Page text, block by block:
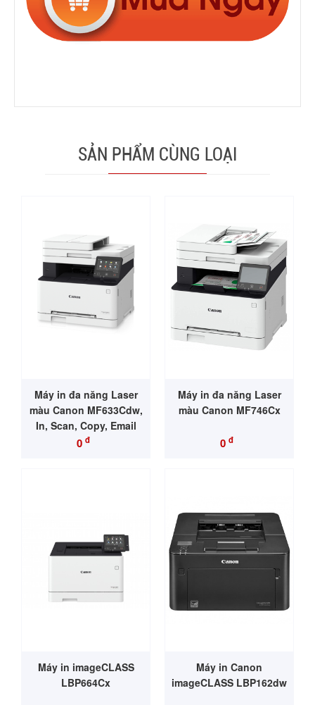
SẢN PHẨM CÙNG LOẠI
Máy in đa năng Laser
màu Canon MF633Cdw,
In, Scan, Copy, Email
0 đ
Máy in đa năng Laser
màu Canon MF746Cx
0 đ
Máy in imageCLASS
LBP664Cx
Máy in Canon
imageCLASS LBP162dw